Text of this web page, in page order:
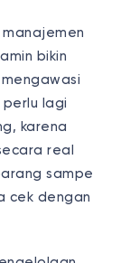
bikin
lagi
karena
real
sampe
cek dengan